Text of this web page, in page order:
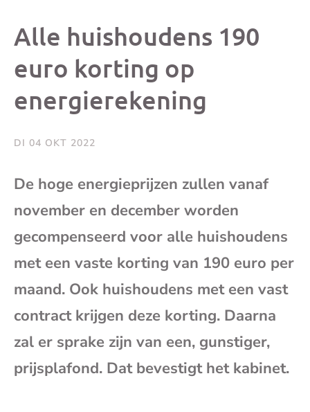
op
e-
Alle huishoudens 190
euro korting op
energierekening
DI 04 OKT 2022
De hoge energieprijzen zullen vanaf
november en december worden
gecompenseerd voor alle huishoudens
met een vaste korting van 190 euro per
maand. Ook huishoudens met een vast
contract krijgen deze korting. Daarna
zal er sprake zijn van een, gunstiger,
prijsplafond. Dat bevestigt het kabinet.